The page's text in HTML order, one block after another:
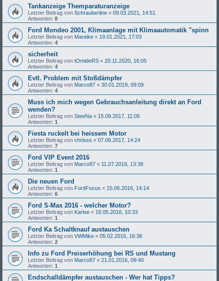
Tankanzeige Themparaturanzeige
Letzter Beitrag von Schrauberline « 09.03.2021, 14:51
Antworten: 8
Ford Mondeo 2001, Klimaanlage mit Klimaautomatik "spinn
Letzter Beitrag von Mareike « 19.01.2021, 17:03
Antworten: 4
sicherheit
Letzter Beitrag von tOmideRS « 20.11.2020, 16:05
Antworten: 4
Evtl. Problem mit Stoßdämpfer
Letzter Beitrag von Marco87 « 30.01.2019, 09:09
Antworten: 4
Muss ich mich wegen Gebrauchsanleitung direkt an Ford
wenden?
Letzter Beitrag von SteeNa « 15.09.2017, 11:05
Antworten: 1
Fiesta ruckelt bei heissem Motor
Letzter Beitrag von chrisss « 07.06.2017, 14:24
Antworten: 7
Ford VIP Event 2016
Letzter Beitrag von Marco87 « 11.07.2016, 13:38
Antworten: 1
Die neuen Ford
Letzter Beitrag von FordFocus « 15.06.2016, 14:14
Antworten: 6
Ford S-Max 2016 - welcher Motor?
Letzter Beitrag von Karloe « 18.05.2016, 10:33
Antworten: 1
Ford Ka Schaltknauf austauschen
Letzter Beitrag von VWMike « 05.02.2016, 16:36
Antworten: 2
Info zu Ford Preiserhöhung bei RS und Mustang
Letzter Beitrag von Marco87 « 21.01.2016, 09:40
Antworten: 1
Endschalldämpfer austauschen - Wer hat Tipps?